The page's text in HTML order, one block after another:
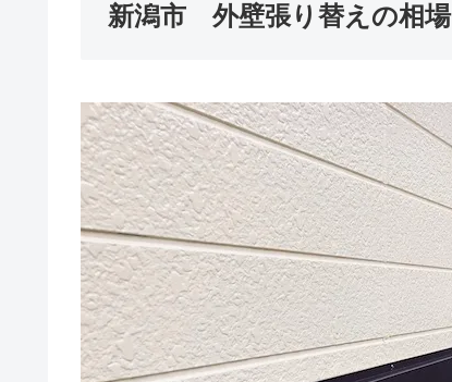
新潟市 外壁張り替えの相場